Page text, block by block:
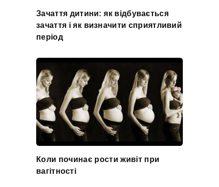
Зачаття дитини: як відбувається
зачаття і як визначити сприятливий
період
Коли починає рости живіт при
вагітності